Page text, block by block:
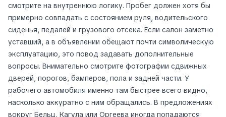
смотрите на внутреннюю логику. Пробег должен хотя бы
примерно совпадать с состоянием руля, водительского
сиденья, педалей и грузового отсека. Если салон заметно
уставший, а в объявлении обещают почти символическую
эксплуатацию, это повод задавать дополнительные
вопросы. Внимательно смотрите фотографии сдвижных
дверей, порогов, бамперов, пола и задней части. У
рабочего автомобиля именно там быстрее всего видно,
насколько аккуратно с ним обращались. В предложениях
вокруг Бельц, Кагула или Оргеева иногда попадаются